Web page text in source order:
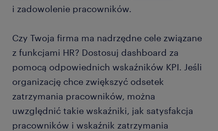
i zadowolenie pracowników.
Czy Twoja firma ma nadrzędne cele związane
z funkcjami HR? Dostosuj dashboard za
pomocą odpowiednich wskaźników KPI. Jeśli
organizację chce zwiększyć odsetek
zatrzymania pracowników, można
uwzględnić takie wskaźniki, jak satysfakcja
pracowników i wskaźnik zatrzymania